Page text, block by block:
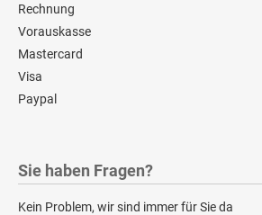
Rechnung
Vorauskasse
Mastercard
Visa
Paypal
Sie haben Fragen?
Kein Problem, wir sind immer für Sie da